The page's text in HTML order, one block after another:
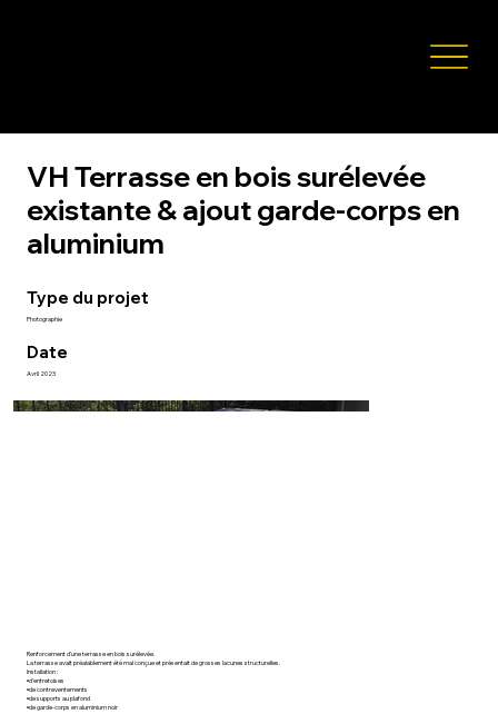
VH Terrasse en bois surélevée
existante & ajout garde-corps en
aluminium
Type du projet
Photographie
Date
Avril 2023
Renforcement d'une terrasse en bois surélevée.
La terrasse avait préalablement été mal conçue et présentait de grosses lacunes structurelles.
Installation :
▪️d'entretoises
▪️de contreventements
▪️de supports au plafond
▪️de garde-corps en aluminium noir